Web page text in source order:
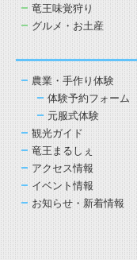
竜王味覚狩り
グルメ・お土産
農業・手作り体験
体験予約フォーム
元服式体験
観光ガイド
竜王まるしぇ
アクセス情報
イベント情報
お知らせ・新着情報